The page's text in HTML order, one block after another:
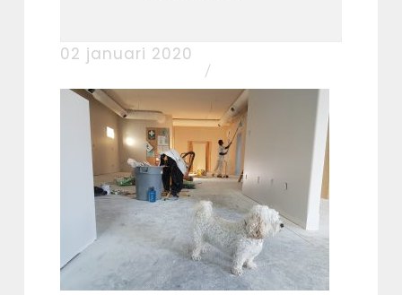
02 januari 2020